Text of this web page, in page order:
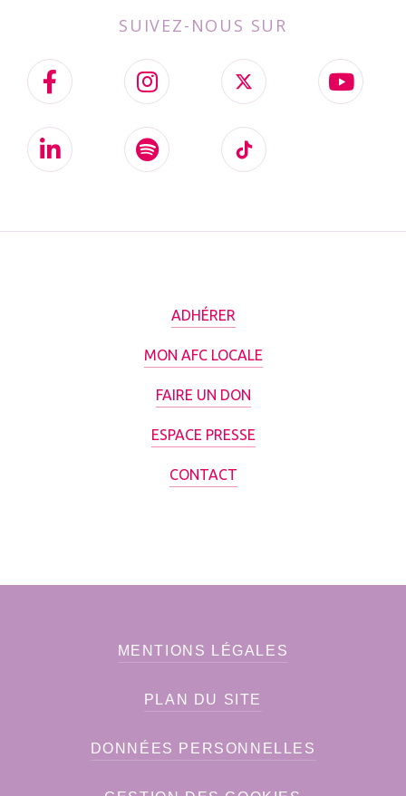
SUIVEZ-NOUS SUR
ADHÉRER
MON AFC LOCALE
FAIRE UN DON
ESPACE PRESSE
CONTACT
MENTIONS LÉGALES
PLAN DU SITE
DONNÉES PERSONNELLES